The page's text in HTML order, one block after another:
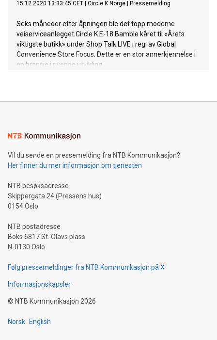
15.12.2020 13:33:45 CET Circle K Norge Pressemelding
Seks måneder etter åpningen ble det topp moderne
veiserviceanlegget Circle K E-18 Bamble kåret til «Årets
viktigste butikk» under Shop Talk LIVE i regi av Global
Convenience Store Focus. Dette er en stor annerkjennelse i
en bransje i rivende utvikling.
Vil du sende en pressemelding fra NTB Kommunikasjon?
Her finner du mer informasjon om tjenesten
NTB besøksadresse
Skippergata 24 (Pressens hus)
0154 Oslo
NTB postadresse
Boks 6817 St. Olavs plass
N-0130 Oslo
Følg pressemeldinger fra NTB Kommunikasjon på X
Informasjonskapsler
© NTB Kommunikasjon 2026
Norsk English